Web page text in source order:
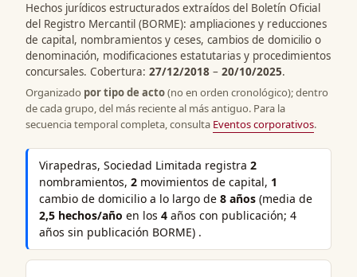
Hechos jurídicos estructurados extraídos del Boletín Oficial
del Registro Mercantil (BORME): ampliaciones y reducciones
de capital, nombramientos y ceses, cambios de domicilio o
denominación, modificaciones estatutarias y procedimientos
concursales. Cobertura: 27/12/2018 – 20/10/2025.
Organizado por tipo de acto(no en orden cronológico); dentro
de cada grupo, del más reciente al más antiguo. Para la
secuencia temporal completa, consulta Eventos corporativos.
Virapedras, Sociedad Limitada registra2
nombramientos,2 movimientos de capital, 1
cambio de domicilio a lo largo de8 años (media de
2,5 hechos/año en los4 años con publicación; 4
años sin publicación BORME) .